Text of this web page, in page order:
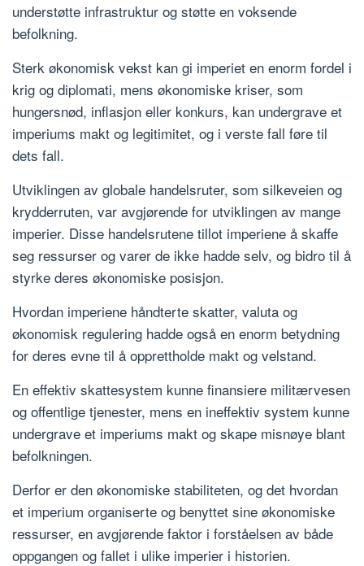
understøtte infrastruktur og støtte en voksende
befolkning.
Sterk økonomisk vekst kan gi imperiet en enorm fordel i
krig og diplomati, mens økonomiske kriser, som
hungersnød, inflasjon eller konkurs, kan undergrave et
imperiums makt og legitimitet, og i verste fall føre til
dets fall.
Utviklingen av globale handelsruter, som silkeveien og
krydderruten, var avgjørende for utviklingen av mange
imperier. Disse handelsrutene tillot imperiene å skaffe
seg ressurser og varer de ikke hadde selv, og bidro til å
styrke deres økonomiske posisjon.
Hvordan imperiene håndterte skatter, valuta og
økonomisk regulering hadde også en enorm betydning
for deres evne til å opprettholde makt og velstand.
En effektiv skattesystem kunne finansiere militærvesen
og offentlige tjenester, mens en ineffektiv system kunne
undergrave et imperiums makt og skape misnøye blant
befolkningen.
Derfor er den økonomiske stabiliteten, og det hvordan
et imperium organiserte og benyttet sine økonomiske
ressurser, en avgjørende faktor i forståelsen av både
oppgangen og fallet i ulike imperier i historien.